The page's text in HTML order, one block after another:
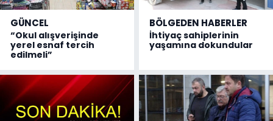
GÜNCEL
“Okul alışverişinde
yerel esnaf tercih
edilmeli”
BÖLGEDEN HABERLER
İhtiyaç sahiplerinin
yaşamına dokundular